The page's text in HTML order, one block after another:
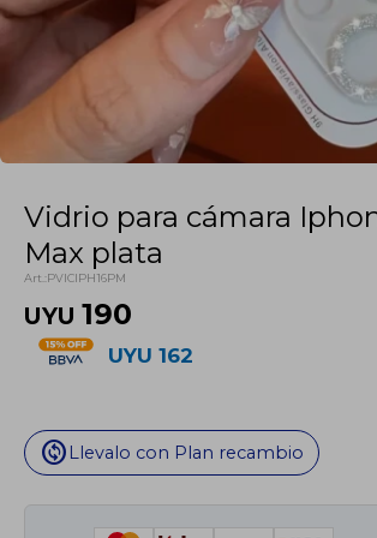
Vidrio para cámara
Max plata
PVICIPH16PM
UYU 190
UYU 162
change_circle Llevalo con Plan recambio